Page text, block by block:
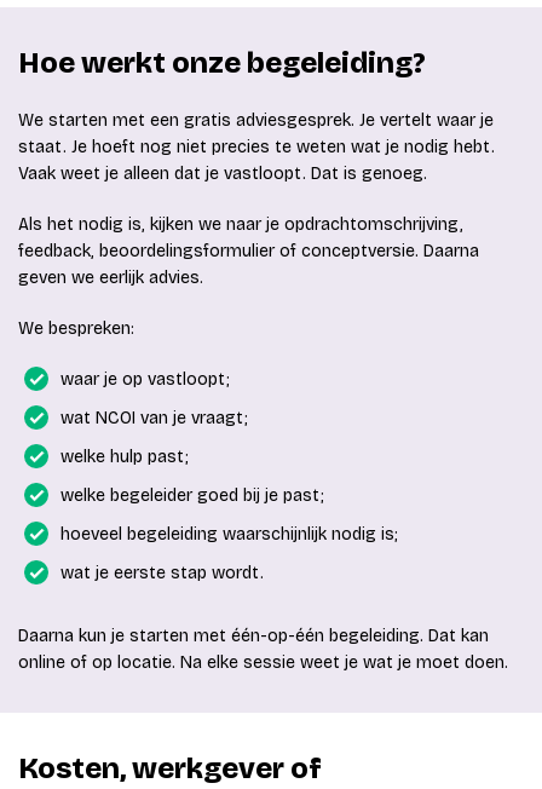
Hoe werkt onze begeleiding?
We starten met een gratis adviesgesprek. Je vertelt waar je
staat. Je hoeft nog niet precies te weten wat je nodig hebt.
Vaak weet je alleen dat je vastloopt. Dat is genoeg.
Als het nodig is, kijken we naar je opdrachtomschrijving,
feedback, beoordelingsformulier of conceptversie. Daarna
geven we eerlijk advies.
We bespreken:
waar je op vastloopt;
wat NCOI van je vraagt;
welke hulp past;
welke begeleider goed bij je past;
hoeveel begeleiding waarschijnlijk nodig is;
wat je eerste stap wordt.
Daarna kun je starten met één-op-één begeleiding. Dat kan
online of op locatie. Na elke sessie weet je wat je moet doen.
Kosten, werkgever of